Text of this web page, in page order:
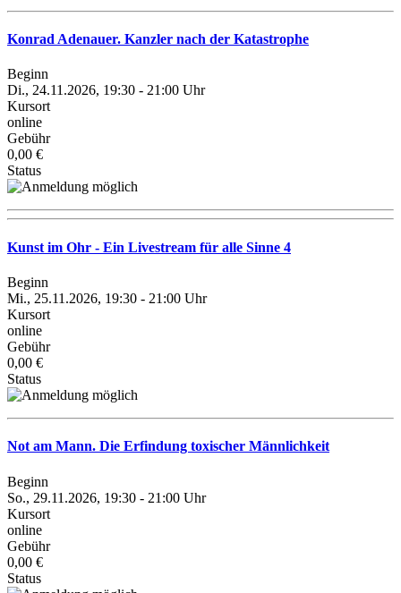
Konrad Adenauer. Kanzler nach der Katastrophe
Beginn
Di., 24.11.2026, 19:30 - 21:00 Uhr
Kursort
online
Gebühr
0,00 €
Status
Kunst im Ohr - Ein Livestream für alle Sinne 4
Beginn
Mi., 25.11.2026, 19:30 - 21:00 Uhr
Kursort
online
Gebühr
0,00 €
Status
Not am Mann. Die Erfindung toxischer Männlichkeit
Beginn
So., 29.11.2026, 19:30 - 21:00 Uhr
Kursort
online
Gebühr
0,00 €
Status